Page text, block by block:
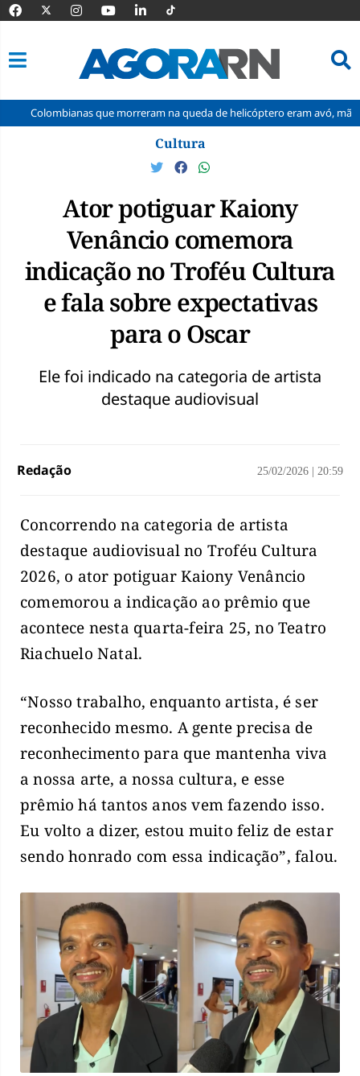
que morreram na queda de helicóptero eram avó, mãe e filha
Cultura
Ator potiguar Kaiony
Venâncio comemora
indicação no Troféu Cultura
e fala sobre expectativas
para o Oscar
Ele foi indicado na categoria de artista
destaque audiovisual
Redação 25/02/2026 20:59
Concorrendo na categoria de artista
destaque audiovisual no Troféu Cultura
2026, o ator potiguar Kaiony Venâncio
comemorou a indicação ao prêmio que
acontece nesta quarta-feira 25, no Teatro
Riachuelo Natal.
“Nosso trabalho, enquanto artista, é ser
reconhecido mesmo. A gente precisa de
reconhecimento para que mantenha viva
a nossa arte, a nossa cultura, e esse
prêmio há tantos anos vem fazendo isso.
Eu volto a dizer, estou muito feliz de estar
sendo honrado com essa indicação”, falou.